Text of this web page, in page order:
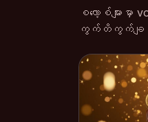
စလော့စ်များ
ကွက်တိကွက်ချပ်